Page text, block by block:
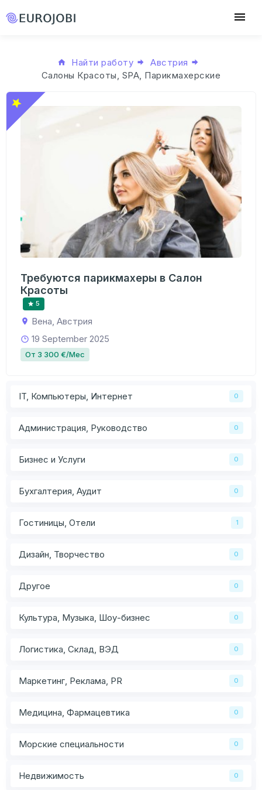
Найти работу
Австрия
Салоны Красоты, SPA, Парикмахерские
Требуются парикмахеры в Салон
Красоты
5
Вена, Австрия
19 September 2025
От 3 300 €/Мес
IT, Компьютеры, Интернет 0
Администрация, Руководство 0
Бизнес и Услуги 0
Бухгалтерия, Аудит 0
Гостиницы, Отели 1
Дизайн, Творчество 0
Другое 0
Культура, Музыка, Шоу-бизнес 0
Логистика, Склад, ВЭД 0
Маркетинг, Реклама, PR 0
Медицина, Фармацевтика 0
Морские специальности 0
Недвижимость 0